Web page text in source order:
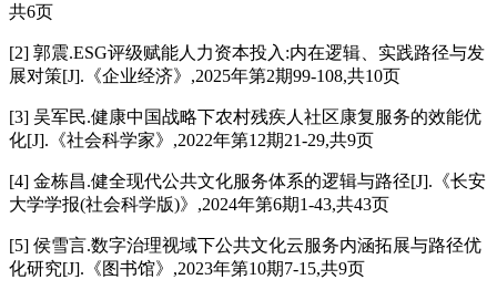
共6页
[2] 郭震.ESG评级赋能人力资本投入:内在逻辑、实践路径与发
展对策[J].《企业经济》,2025年第2期99-108,共10页
[3] 吴军民.健康中国战略下农村残疾人社区康复服务的效能优
化[J].《社会科学家》,2022年第12期21-29,共9页
[4] 金栋昌.健全现代公共文化服务体系的逻辑与路径[J].《长安
大学学报(社会科学版)》,2024年第6期1-43,共43页
[5] 侯雪言.数字治理视域下公共文化云服务内涵拓展与路径优
化研究[J].《图书馆》,2023年第10期7-15,共9页